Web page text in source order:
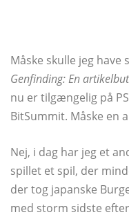
Måske skulle jeg
Genfinding: En
nu er tilgængelig på
BitSummit. Måske en
Nej, i dag har jeg et
spillet et spil, der
der tog japanske
med storm sidste